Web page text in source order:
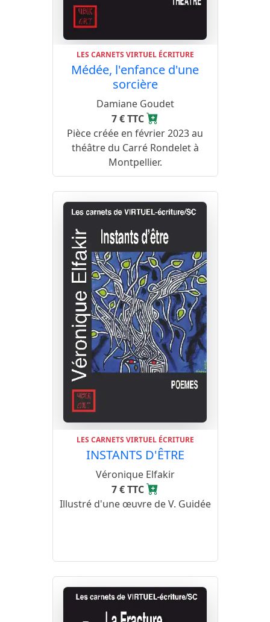
LES CARNETS VIRTUEL ÉCRITURE
Médée, l'enfance d'une
sorcière
Damiane Goudet
7 € TTC
Pièce créée en février 2023 au
théâtre du Carré Rondelet à
Montpellier.
LES CARNETS VIRTUEL ÉCRITURE
INSTANTS D'ÊTRE
Véronique Elfakir
7 € TTC
Illustré d'une œuvre de V. Guidée